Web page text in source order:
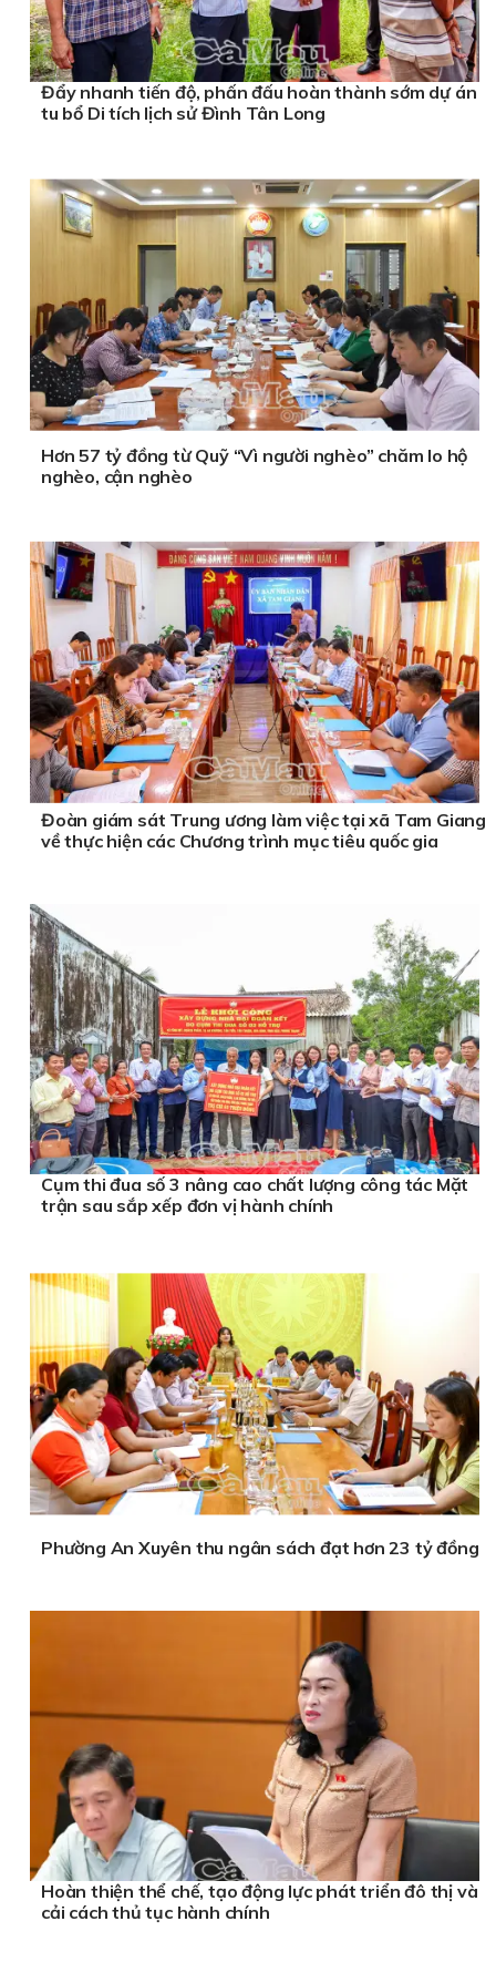
Đẩy nhanh tiến độ, phấn đấu hoàn thành sớm dự án
tu bổ Di tích lịch sử Đình Tân Long
Hơn 57 tỷ đồng từ Quỹ “Vì người nghèo” chăm lo hộ
nghèo, cận nghèo
Đoàn giám sát Trung ương làm việc tại xã Tam Giang
về thực hiện các Chương trình mục tiêu quốc gia
Cụm thi đua số 3 nâng cao chất lượng công tác Mặt
trận sau sắp xếp đơn vị hành chính
Phường An Xuyên thu ngân sách đạt hơn 23 tỷ đồng
Hoàn thiện thể chế, tạo động lực phát triển đô thị và
cải cách thủ tục hành chính